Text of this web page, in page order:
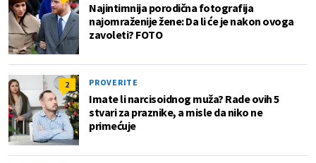
Najintimnija porodična fotografija
najomraženije žene: Da li će je nakon ovoga
zavoleti? FOTO
2 PROVERITE
Imate li narcisoidnog muža? Rade ovih 5
stvari za praznike, a misle da niko ne
primećuje